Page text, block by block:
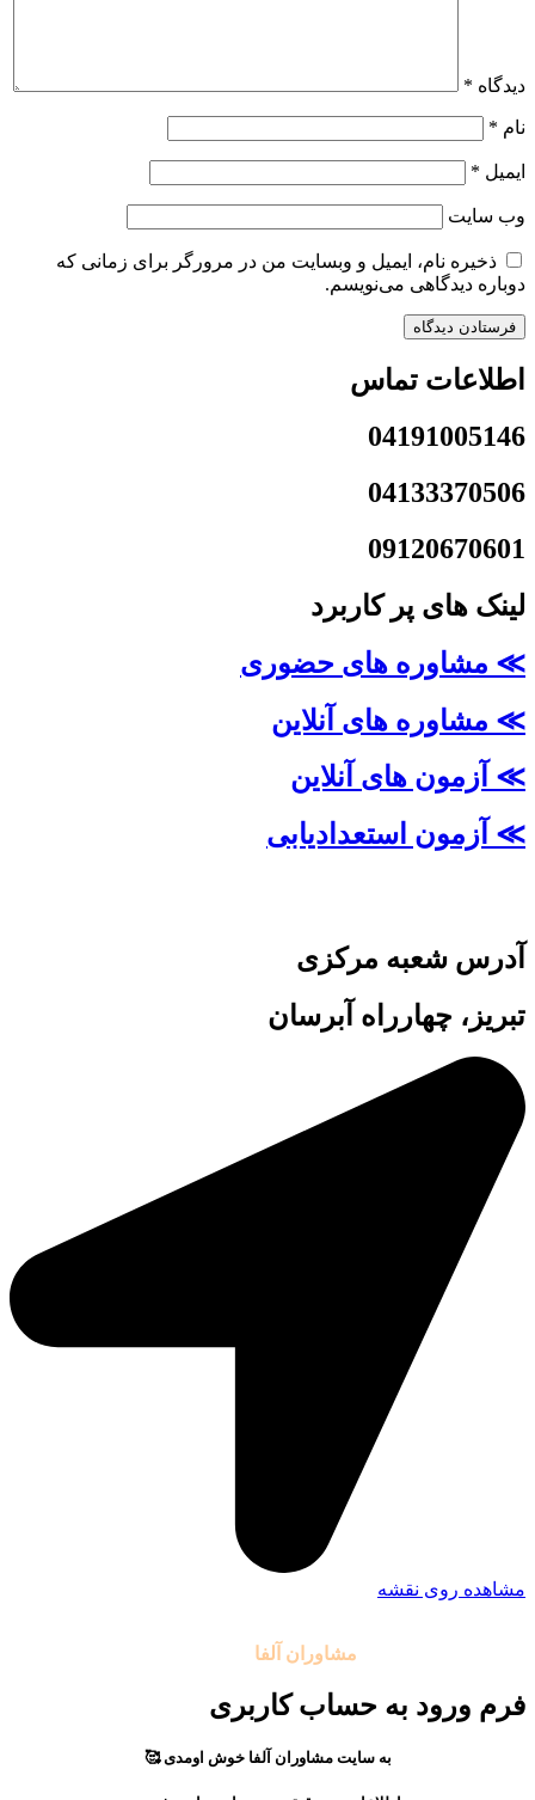
دیدگاه *
نام *
ایمیل *
وب‌ سایت
ذخیره نام، ایمیل و وبسایت من در مرورگر برای زمانی که
دوباره دیدگاهی می‌نویسم.
اطلاعات تماس
04191005146
04133370506
09120670601
لینک های پر کاربرد
≫ مشاوره های حضوری
≫ مشاوره های آنلاین
≫ آزمون های آنلاین
≫ آزمون استعدادیابی
آدرس شعبه مرکزی
تبریز، چهارراه آبرسان
مشاهده روی نقشه
مشاوران آلفا
فرم ورود به حساب کاربری
به سایت مشاوران آلفا خوش اومدی 🥰